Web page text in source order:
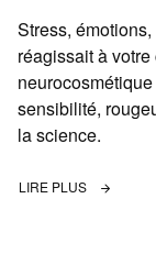
Stress,
réagissait à
sensibilité,
la science.
LIRE PLUS